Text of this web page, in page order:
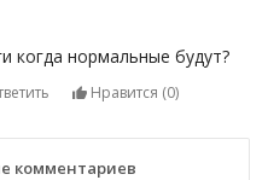
когда нормальные будут?
Нравится (0)
комментариев